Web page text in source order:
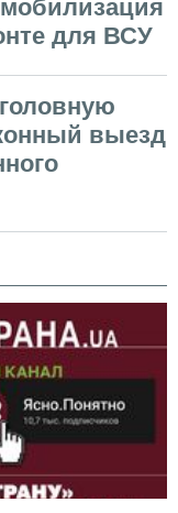
для ВСУ
выезд